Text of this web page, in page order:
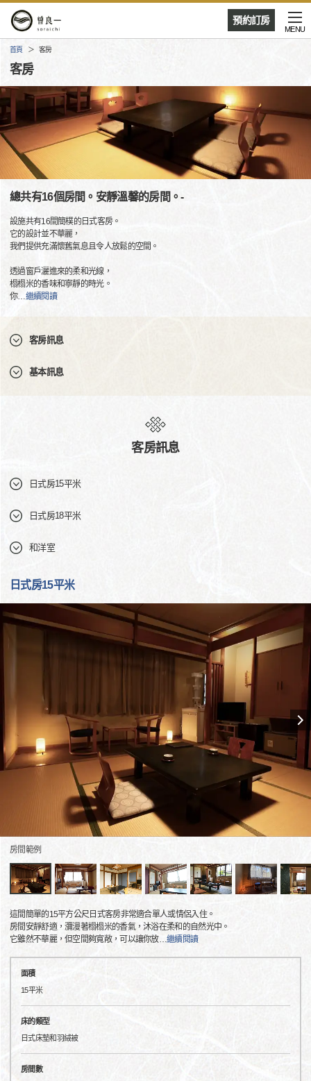
預約訂房
MENU
首頁 客房
客房
總共有16個房間。安靜溫馨的房間。-
設施共有16間簡樸的日式客房。
它的設計並不華麗，
我們提供充滿懷舊氣息且令人放鬆的空間。
透過窗戶灑進來的柔和光線，
榻榻米的香味和寧靜的時光。
你…繼續閱讀
客房訊息
基本訊息
客房訊息
日式房15平米
日式房18平米
和洋室
日式房15平米
房間範例
這間簡單的15平方公尺日式客房非常適合單人或情侶入住。
房間安靜舒適，瀰漫著榻榻米的香氣，沐浴在柔和的自然光中。
它雖然不華麗，但空間夠寬敞，可以讓你放…繼續閱讀
面積
15平米
床的類型
日式床墊和羽絨被
房間數